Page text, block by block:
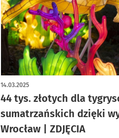
44 tys. złotych dla
sumatrzańskich dzięki
Wrocław | ZDJĘCIA
14.03.2025
artykuł z galerią zdjęć